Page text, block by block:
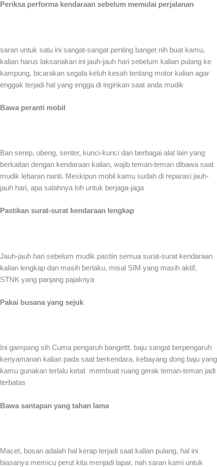
Periksa performa kendaraan sebelum memulai perjalanan
saran untuk satu ini sangat-sangat penting banget nih buat kamu,
kalian harus laksanakan ini jauh-jauh hari sebelum kalian pulang ke
kampung, bicarakan segala keluh kesah tentang motor kalian agar
enggak terjadi hal yang engga di inginkan saat anda mudik
Bawa peranti mobil
Ban serep, obeng, senter, kunci-kunci dan berbagai alat lain yang
berkaitan dengan kendaraan kalian, wajib teman-teman dibawa saat
mudik lebaran nanti. Meskipun mobil kamu sudah di reparasi jauh-
jauh hari, apa salahnya loh untuk berjaga-jaga
Pastikan surat-surat kendaraan lengkap
Jauh-jauh hari sebelum mudik pastiin semua surat-surat kendaraan
kalian lengkap dan masih berlaku, misal SIM yang masih aktif,
STNK yang panjang pajaknya
Pakai busana yang sejuk
Ini gampang sih Cuma pengaruh bangettt, baju sangat berpengaruh
kenyamanan kalian pada saat berkendara, kebayang dong baju yang
kamu gunakan terlalu ketat membuat ruang gerak teman-teman jadi
terbatas
Bawa santapan yang tahan lama
Macet, bosan adalah hal kerap terjadi saat kalian pulang, hal ini
biasanya memicu perut kita menjadi lapar, nah saran kami untuk